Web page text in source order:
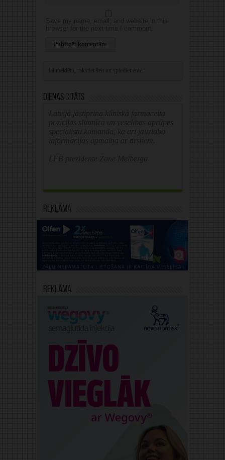
Dienas citāts
Reklāma
Reklāma